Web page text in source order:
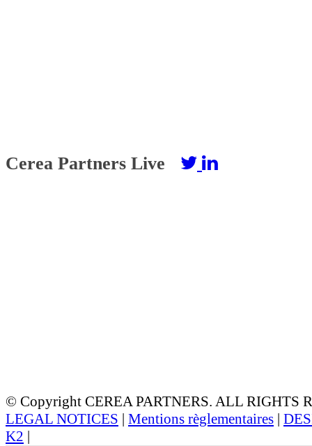
Cerea Partners Live
© Copyright CEREA PARTNERS. ALL RIGHTS
LEGAL NOTICES
Mentions règlementaires
K2